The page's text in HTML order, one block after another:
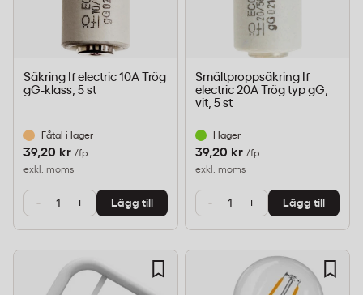
Säkring If electric 10A Trög
gG-klass, 5 st
Fåtal i lager
39,20 kr /fp
exkl. moms
- + Lägg till
Smältproppsäkring If
electric 20A Trög typ gG,
vit, 5 st
I lager
39,20 kr /fp
exkl. moms
- + Lägg till